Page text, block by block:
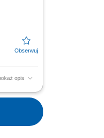
opis